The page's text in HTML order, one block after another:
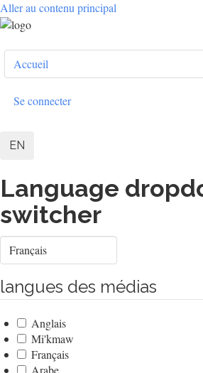
Aller au contenu principal
User
account
menu
Accueil
Se connecter
EN
Language
switcher
Select
your
langues des médias
Anglais
Mi'kmaw
Français